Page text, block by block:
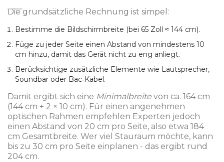
Die grundsätzliche Rechnung ist simpel:
Bestimme die Bildschirmbreite (bei 65 Zoll ≈ 144 cm).
Füge zu jeder Seite einen Abstand von mindestens 10
cm hinzu, damit das Gerät nicht zu eng anliegt.
Berücksichtige zusätzliche Elemente wie Lautsprecher,
Soundbar oder Bac‑Kabel.
Damit ergibt sich eine Minimalbreite von ca. 164 cm
(144 cm + 2 × 10 cm). Für einen angenehmen
optischen Rahmen empfehlen Experten jedoch
einen Abstand von 20 cm pro Seite, also etwa 184
cm Gesamtbreite. Wer viel Stauraum möchte, kann
bis zu 30 cm pro Seite einplanen - das ergibt rund
204 cm.